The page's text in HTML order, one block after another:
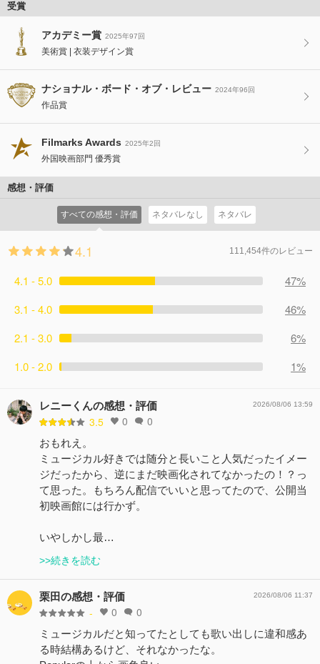
受賞
アカデミー賞 2025年97回
美術賞 衣装デザイン賞
ナショナル・ボード・オブ・レビュー 2024年96回
作品賞
Filmarks Awards 2025年2回
外国映画部門 優秀賞
感想・評価
すべての感想・評価 ネタバレなし ネタバレ
4.1 111,454件のレビュー
4.1 - 5.0
47%
3.1 - 4.0
46%
2.1 - 3.0
6%
1.0 - 2.0
1%
レニーくんの感想・評価
3.5 0 0
2026/08/06 13:59
おもれえ。
ミュージカル好きでは随分と長いこと人気だったイメー
ジだったから、逆にまだ映画化されてなかったの！？っ
て思った。もちろん配信でいいと思ってたので、公開当
初映画館には行かず。
いやしかし最…
>>続きを読む
栗田の感想・評価
- 0 0
2026/08/06 11:37
ミュージカルだと知ってたとしても歌い出しに違和感あ
る時結構あるけど、それなかったな。